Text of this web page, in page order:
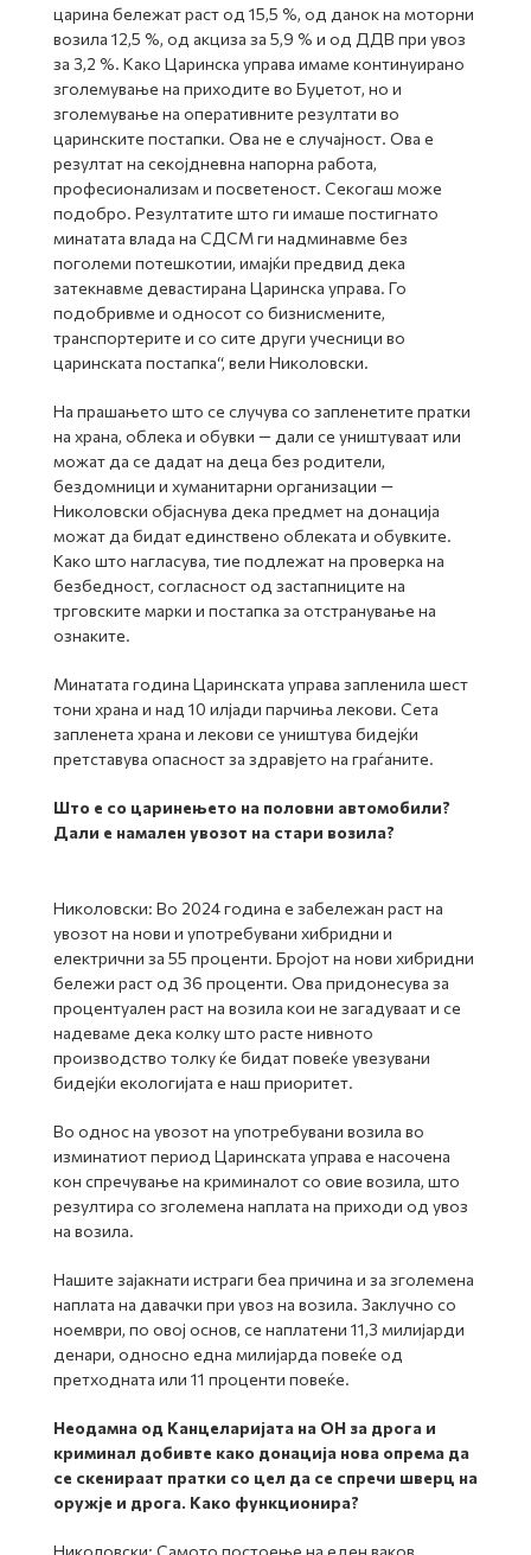
царина бележат раст од 15,5 %, од данок на моторни
возила 12,5 %, од акциза за 5,9 % и од ДДВ при увоз
за 3,2 %. Како Царинска управа имаме континуирано
зголемување на приходите во Буџетот, но и
зголемување на оперативните резултати во
царинските постапки. Ова не е случајност. Ова е
резултат на секојдневна напорна работа,
професионализам и посветеност. Секогаш може
подобро. Резултатите што ги имаше постигнато
минатата влада на СДСМ ги надминавме без
поголеми потешкотии, имајќи предвид дека
затекнавме девастирана Царинска управа. Го
подобривме и односот со бизнисмените,
транспортерите и со сите други учесници во
царинската постапка“, вели Николовски.
На прашањето што се случува со запленетите пратки
на храна, облека и обувки — дали се уништуваат или
можат да се дадат на деца без родители,
бездомници и хуманитарни организации —
Николовски објаснува дека предмет на донација
можат да бидат единствено облеката и обувките.
Како што нагласува, тие подлежат на проверка на
безбедност, согласност од застапниците на
трговските марки и постапка за отстранување на
ознаките.
Минатата година Царинската управа запленила шест
тони храна и над 10 илјади парчиња лекови. Сета
запленета храна и лекови се уништува бидејќи
претставува опасност за здравјето на граѓаните.
Што е со царинењето на половни автомобили?
Дали е намален увозот на стари возила?
Николовски: Во 2024 година е забележан раст на
увозот на нови и употребувани хибридни и
електрични за 55 проценти. Бројот на нови хибридни
бележи раст од 36 проценти. Ова придонесува за
процентуален раст на возила кои не загадуваат и се
надеваме дека колку што расте нивното
производство толку ќе бидат повеќе увезувани
бидејќи екологијата е наш приоритет.
Во однос на увозот на употребувани возила во
изминатиот период Царинската управа е насочена
кон спречување на криминалот со овие возила, што
резултира со зголемена наплата на приходи од увоз
на возила.
Нашите зајакнати истраги беа причина и за зголемена
наплата на давачки при увоз на возила. Заклучно со
ноември, по овој основ, се наплатени 11,3 милијарди
денари, односно една милијарда повеќе од
претходната или 11 проценти повеќе.
Неодамна од Канцеларијата на ОН за дрога и
криминал добивте како донација нова опрема да
се скенираат пратки со цел да се спречи шверц на
оружје и дрога. Како функционира?
Николовски: Самото постоење на еден ваков